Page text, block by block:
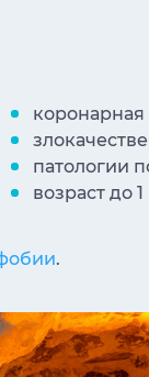
коронарная
патологии
возраст до 1
.